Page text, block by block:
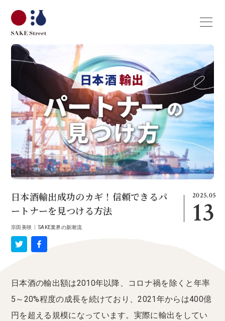
2025.05
13
日本酒輸出成功のカギ！信頼できるパ
ートナーを見つける方法
宗田美咲 SAKE業界の新潮流
日本酒の輸出額は2010年以降、コロナ禍を除くと年率
5～20%程度の成長を続けており、2021年からは400億
円を超える規模になっています。実際に輸出をしてい